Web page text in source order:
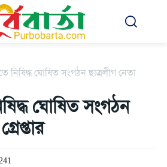
নিষিদ্ধ ঘোষিত সংগঠন ছাত্রলীগ নেতা
ঘোষিত সংগঠন
241